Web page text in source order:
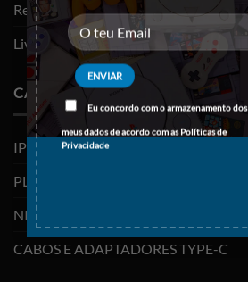
Eu concordo com o armazenamento dos
meus dados de acordo com asPolíticas de
Privacidade
Resolução de litígios
Livro de reclamações
CATEGORIAS
IPHONES (RECONDICIONADOS)
PLAYSTATION
NINTENDO SWITCH
CABOS E ADAPTADORES TYPE-C